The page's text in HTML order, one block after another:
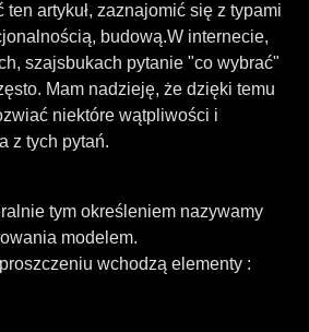
ten artykuł, zaznajomić się z typami
budową.W internecie,
szajsbukach pytanie "co wybrać"
Mam nadzieję, że dzięki temu
niektóre wątpliwości i
z tych pytań.
tym określeniem nazywamy
modelem.
wchodzą elementy :